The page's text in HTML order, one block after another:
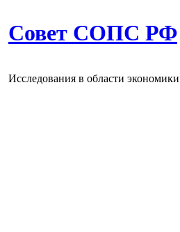
Совет СОПС РФ
Исследования в области